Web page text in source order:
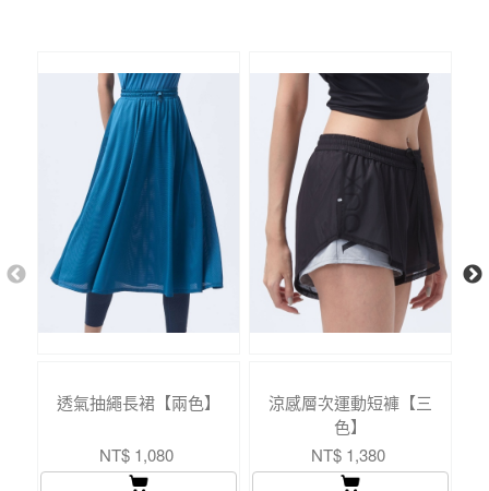
透氣抽繩長裙【兩色】
NT$ 1,080
涼感層次運動短褲【三
色】
NT$ 1,380